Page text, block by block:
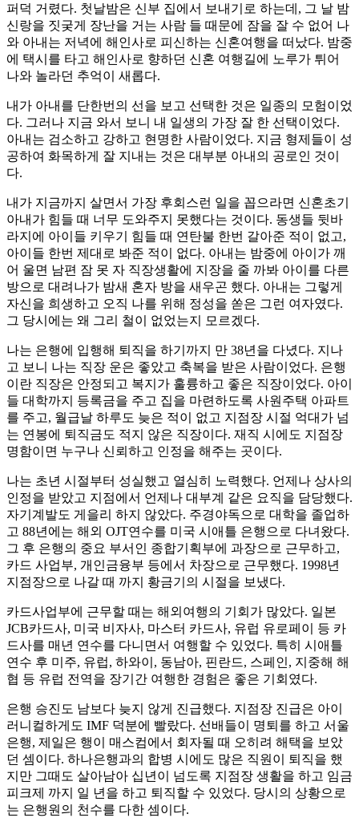
퍼덕 거렸다. 첫날밤은 신부 집에서 보내기로 하는데, 그 날 밤
신랑을 짓궂게 장난을 거는 사람 들 때문에 잠을 잘 수 없어 나
와 아내는 저녁에 해인사로 피신하는 신혼여행을 떠났다. 밤중
에 택시를 타고 해인사로 향하던 신혼 여행길에 노루가 튀어
나와 놀라던 추억이 새롭다.
내가 아내를 단한번의 선을 보고 선택한 것은 일종의 모험이었
다. 그러나 지금 와서 보니 내 일생의 가장 잘 한 선택이었다.
아내는 검소하고 강하고 현명한 사람이었다. 지금 형제들이 성
공하여 화목하게 잘 지내는 것은 대부분 아내의 공로인 것이
다.
내가 지금까지 살면서 가장 후회스런 일을 꼽으라면 신혼초기
아내가 힘들 때 너무 도와주지 못했다는 것이다. 동생들 뒷바
라지에 아이들 키우기 힘들 때 연탄불 한번 갈아준 적이 없고,
아이들 한번 제대로 봐준 적이 없다. 아내는 밤중에 아이가 깨
어 울면 남편 잠 못 자 직장생활에 지장을 줄 까봐 아이를 다른
방으로 대려나가 밤새 혼자 방을 새우곤 했다. 아내는 그렇게
자신을 희생하고 오직 나를 위해 정성을 쏟은 그런 여자였다.
그 당시에는 왜 그리 철이 없었는지 모르겠다.
나는 은행에 입행해 퇴직을 하기까지 만 38년을 다녔다. 지나
고 보니 나는 직장 운은 좋았고 축복을 받은 사람이었다. 은행
이란 직장은 안정되고 복지가 훌륭하고 좋은 직장이었다. 아이
들 대학까지 등록금을 주고 집을 마련하도록 사원주택 아파트
를 주고, 월급날 하루도 늦은 적이 없고 지점장 시절 억대가 넘
는 연봉에 퇴직금도 적지 않은 직장이다. 재직 시에도 지점장
명함이면 누구나 신뢰하고 인정을 해주는 곳이다.
나는 초년 시절부터 성실했고 열심히 노력했다. 언제나 상사의
인정을 받았고 지점에서 언제나 대부계 같은 요직을 담당했다.
자기계발도 게을리 하지 않았다. 주경야독으로 대학을 졸업하
고 88년에는 해외 OJT연수를 미국 시애틀 은행으로 다녀왔다.
그 후 은행의 중요 부서인 종합기획부에 과장으로 근무하고,
카드 사업부, 개인금융부 등에서 차장으로 근무했다. 1998년
지점장으로 나갈 때 까지 황금기의 시절을 보냈다.
카드사업부에 근무할 때는 해외여행의 기회가 많았다. 일본
JCB카드사, 미국 비자사, 마스터 카드사, 유럽 유로페이 등 카
드사를 매년 연수를 다니면서 여행할 수 있었다. 특히 시애틀
연수 후 미주, 유럽, 하와이, 동남아, 핀란드, 스페인, 지중해 해
협 등 유럽 전역을 장기간 여행한 경험은 좋은 기회였다.
은행 승진도 남보다 늦지 않게 진급했다. 지점장 진급은 아이
러니컬하게도 IMF 덕분에 빨랐다. 선배들이 명퇴를 하고 서울
은행, 제일은 행이 매스컴에서 회자될 때 오히려 해택을 보았
던 셈이다. 하나은행과의 합병 시에도 많은 직원이 퇴직을 했
지만 그때도 살아남아 십년이 넘도록 지점장 생활을 하고 임금
피크제 까지 일 년을 하고 퇴직할 수 있었다. 당시의 상황으로
는 은행원의 천수를 다한 셈이다.